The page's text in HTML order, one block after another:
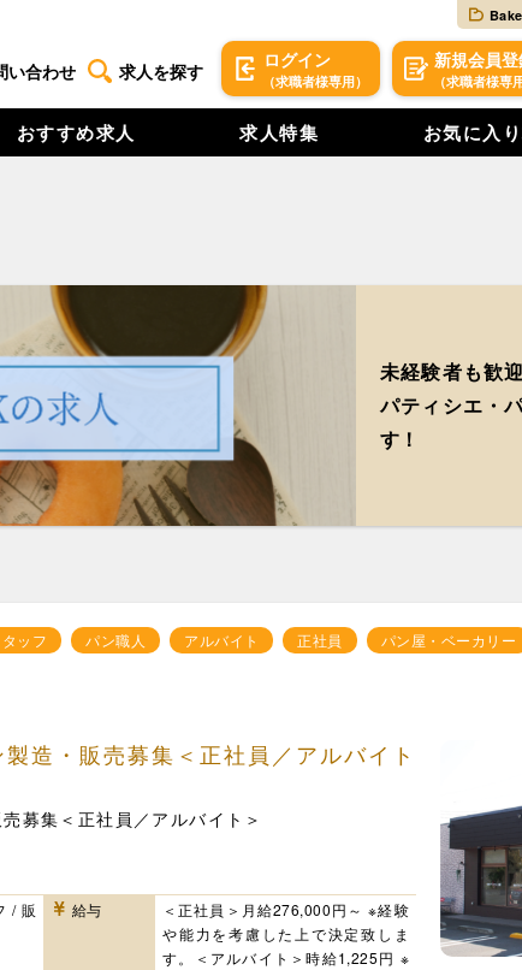
い合わせ 求人を探す ログイン
（求職者様専用）
新規会員
（求職者様専
おすすめ求人 求人特集 お気に入
未経験者も歓
パティシエ・
す！
ッフ パン職人 アルバイト 正社員
パン屋・ベーカリー
造・販売募集＜正社員／アルバイト
募集＜正社員／アルバイト＞
/ 販
給与
＜正社員＞月給276,000円～ ※経験
や能力を考慮した上で決定致しま
す。＜アルバイト＞時給1,225円 ※